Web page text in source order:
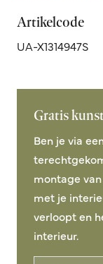
Artikelcode
UA-X1314947S
Gratis
Ben je via
montage
met je
verloopt en
interieur.